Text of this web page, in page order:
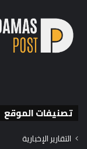
تصنيفات الموقع
التقارير الإخبارية